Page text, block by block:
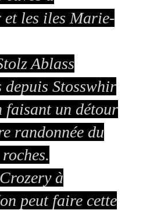
et les iles Marie-
Ablass
depuis Stosswhir
faisant un détour
randonnée du
à
peut faire cette